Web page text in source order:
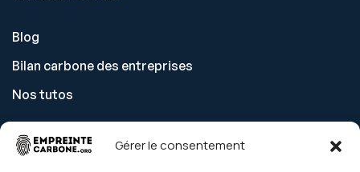
Gérer le consentement
Blog
Bilan carbone des entreprises
Nos tutos
Découvrir